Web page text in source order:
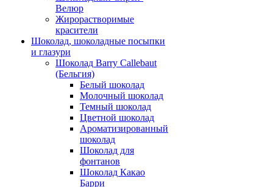
Велюр
Жирорастворимые
красители
Шоколад, шоколадные посыпки
и глазури
Шоколад Barry Callebaut
(Бельгия)
Белый шоколад
Молочный шоколад
Темный шоколад
Цветной шоколад
Ароматизированный
шоколад
Шоколад для
фонтанов
Шоколад Какао
Барри